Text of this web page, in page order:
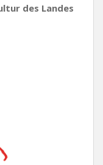
des Landes